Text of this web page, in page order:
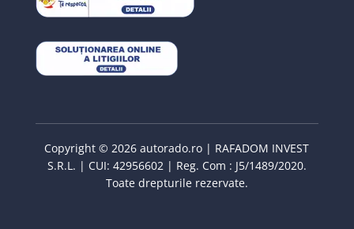
Copyright © 2026 autorado.ro | RAFADOM INVEST
S.R.L. | CUI: 42956602 | Reg. Com : J5/1489/2020.
Toate drepturile rezervate.